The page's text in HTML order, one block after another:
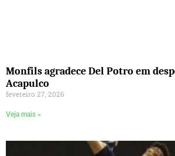
Monfils agradece Del Potro em
Acapulco
fevereiro 27, 2026
Veja mais »